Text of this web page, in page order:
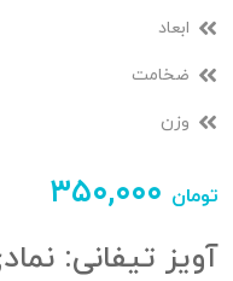
ابعاد
ضخامت
وزن
۳۵۰,۰۰۰ تومان
آویز تیفانی: